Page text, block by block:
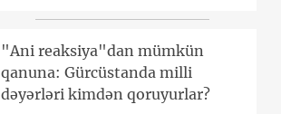
"Ani reaksiya"dan mümkün
qanuna: Gürcüstanda milli
dəyərləri kimdən qoruyurlar?